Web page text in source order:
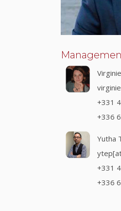
+331
+336
Yutha
+331
+336